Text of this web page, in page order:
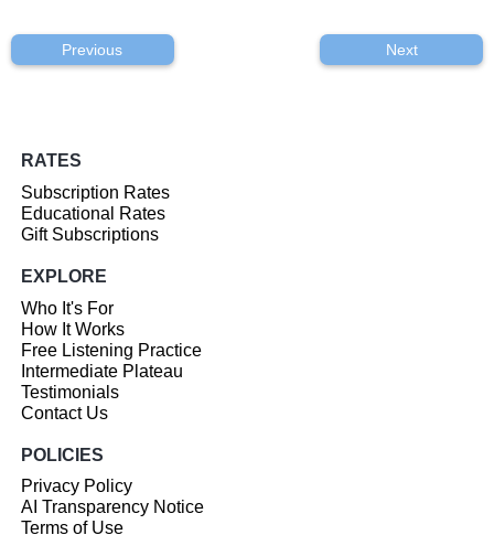
Previous Next
RATES
Subscription Rates
Educational Rates
Gift Subscriptions
EXPLORE
Who It's For
How It Works
Free Listening Practice
Intermediate Plateau
Testimonials
Contact Us
POLICIES
Privacy Policy
AI Transparency Notice
Terms of Use